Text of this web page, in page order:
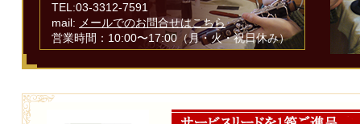
TEL:03-3312-7591
mail: メールでのお問合せはこちら
営業時間：10:00〜17:00（月・火・祝日休み）